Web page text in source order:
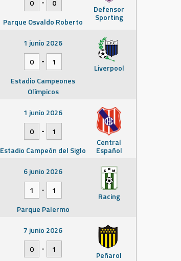
Defensor
Sporting
0
0
Parque Osvaldo Roberto
Liverpool
1 junio 2026
0
-
1
Estadio Campeones
Olímpicos
Central
Español
1 junio 2026
0
-
1
Estadio Campeón del Siglo
Racing
6 junio 2026
1
-
1
Parque Palermo
Peñarol
7 junio 2026
0
-
1